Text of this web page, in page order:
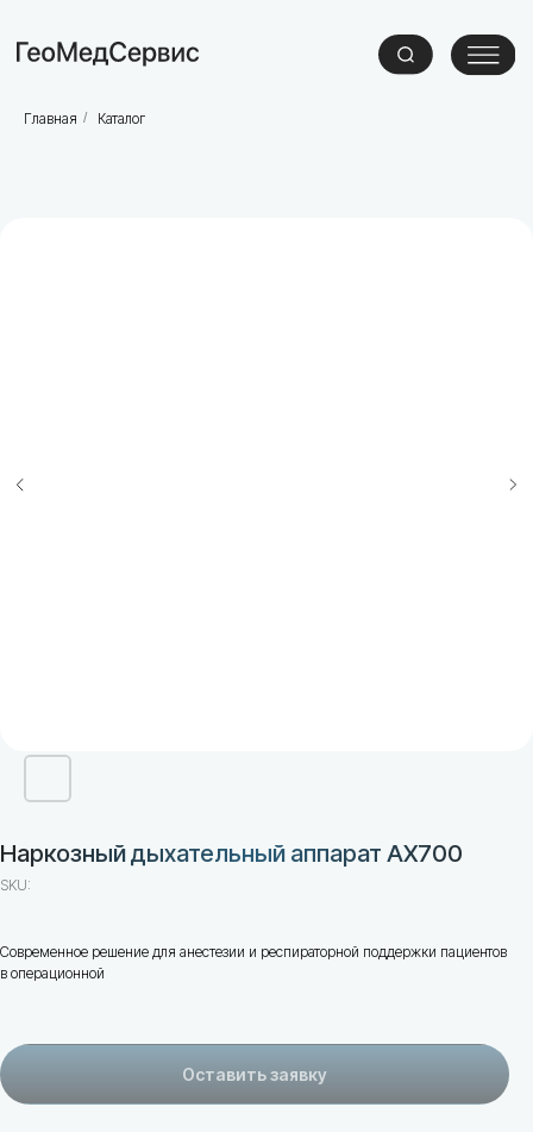
Главная / Каталог
Наркозный дыхательный аппарат AX700
SKU:
Оставить заявку
Современное решение для анестезии и респираторной поддержки пациентов
в операционной